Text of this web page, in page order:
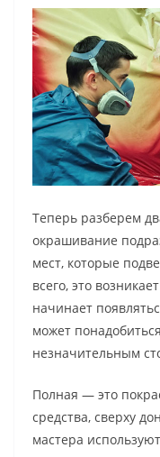
Теперь разберем
окрашивание
мест, которые
всего, это
начинает
может
незначительным
Полная — это
средства, сверху
мастера